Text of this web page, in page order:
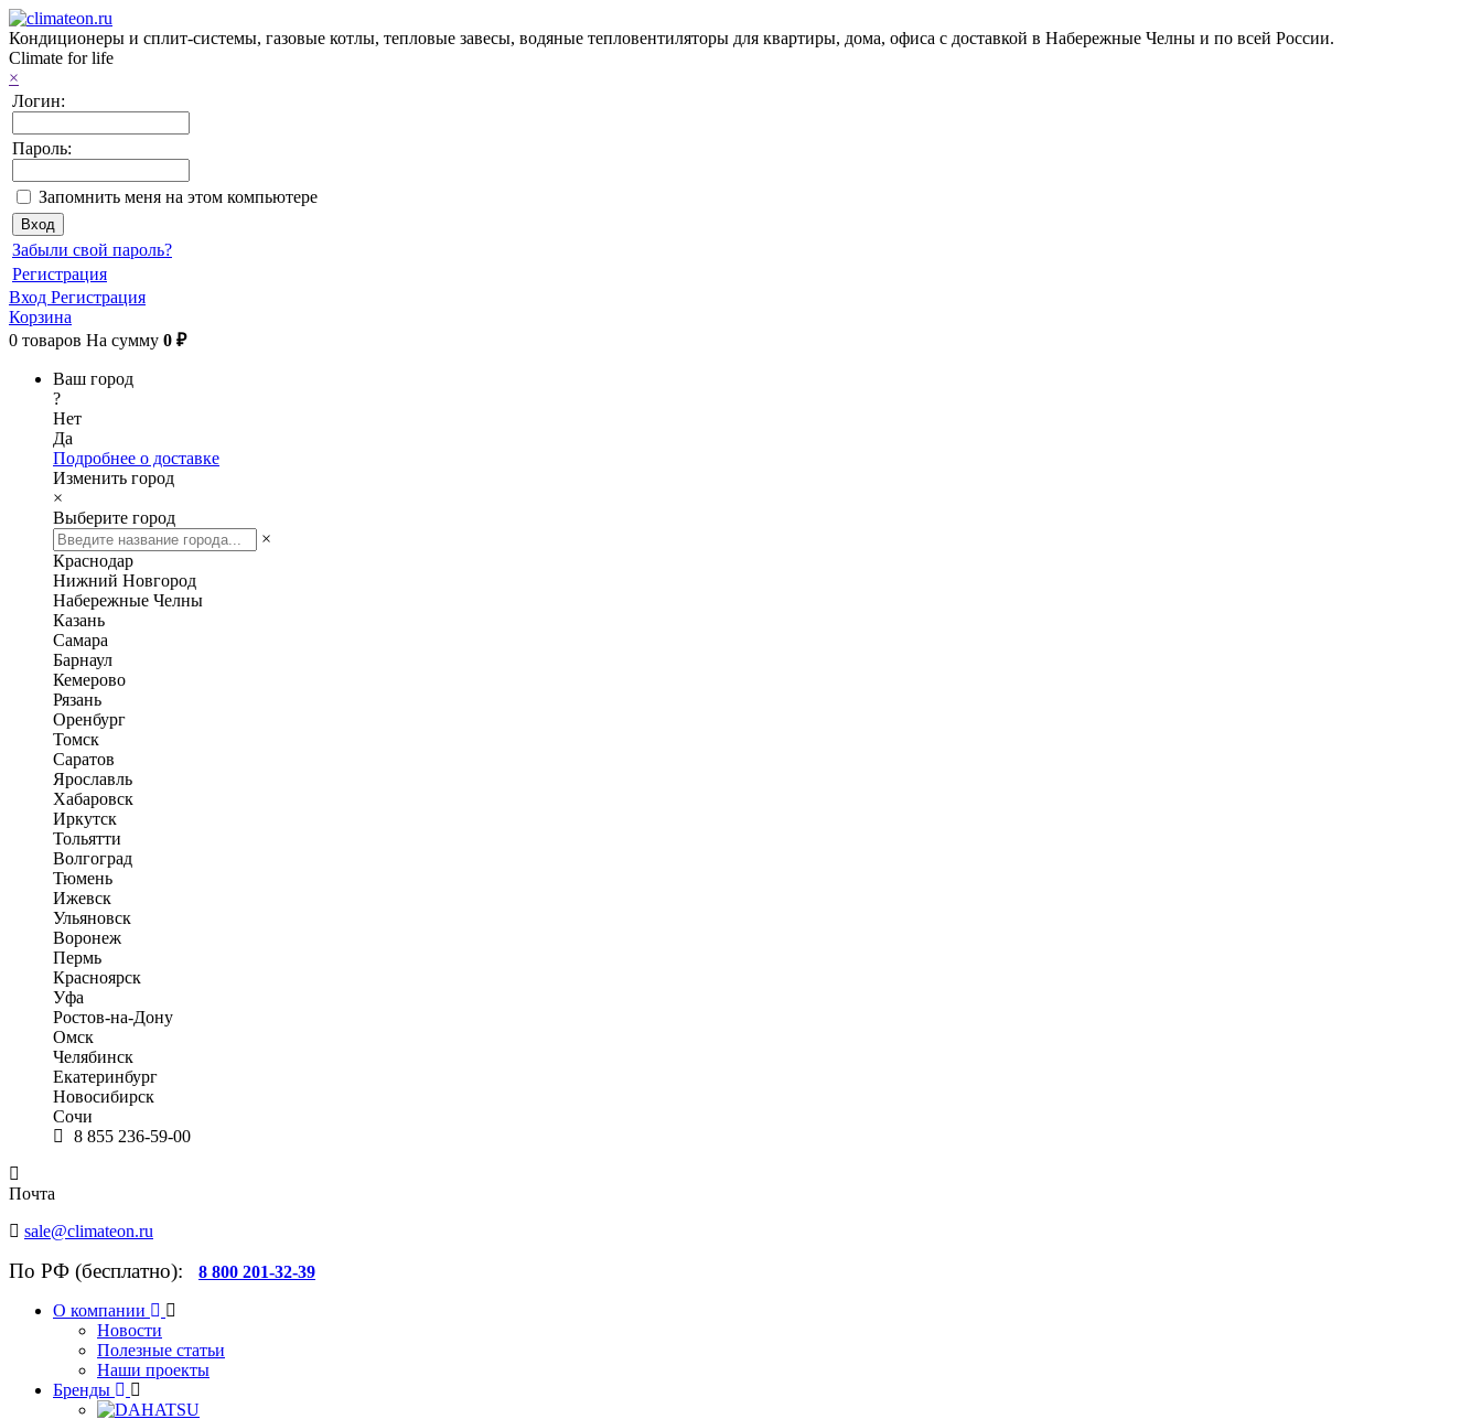
Кондиционеры и сплит-системы, газовые котлы, тепловые завесы, водяные тепловентиляторы для квартиры, дома, офиса с доставкой в Набережные Челны и по всей России.
Climate for life
×
Логин:
Пароль:
Запомнить меня на этом компьютере
Забыли свой пароль?
Регистрация
Вход Регистрация
Корзина
0 товаров На сумму 0 ₽
Ваш город
?
Нет
Да
Подробнее о доставке
Изменить город
×
Выберите город
×
Краснодар
Нижний Новгород
Набережные Челны
Казань
Самара
Барнаул
Кемерово
Рязань
Оренбург
Томск
Саратов
Ярославль
Хабаровск
Иркутск
Тольятти
Волгоград
Тюмень
Ижевск
Ульяновск
Воронеж
Пермь
Красноярск
Уфа
Ростов-на-Дону
Омск
Челябинск
Екатеринбург
Новосибирск
Сочи
8 855 236-59-00
Почта
sale@climateon.ru
По РФ (бесплатно): 8 800 201-32-39
О компании
Новости
Полезные статьи
Наши проекты
Бренды